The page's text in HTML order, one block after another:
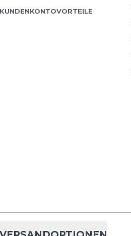
KUNDENKONTOVORTEILE